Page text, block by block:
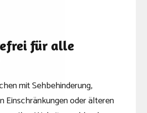
für alle
mit Sehbehinderung,
Einschränkungen oder älteren